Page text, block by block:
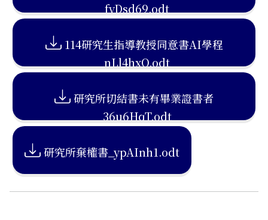
_fyDsd69.odt
114研究生指導教授同意書AI學程
_nLl4hxQ.odt
_36u6HqT.odt
研究所棄權書_ypAInh1.odt